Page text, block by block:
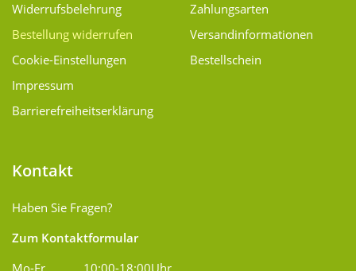
Widerrufsbelehrung
Bestellung widerrufen
Cookie-Einstellungen
Impressum
Barrierefreiheitserklärung
Zahlungsarten
Versand­informationen
Bestellschein
Kontakt
Haben Sie Fragen?
Zum Kontaktformular